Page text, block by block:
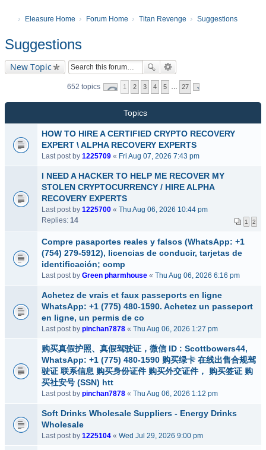
Eleasure Home Forum Home Titan Revenge Suggestions
Suggestions
New Topic
652 topics 1 2 3 4 5 27
Topics
HOW TO HIRE A CERTIFIED CRYPTO RECOVERY
EXPERT \ ALPHA RECOVERY EXPERTS
Last post by 1225709 « Fri Aug 07, 2026 7:43 pm
I NEED A HACKER TO HELP ME RECOVER MY
STOLEN CRYPTOCURRENCY / HIRE ALPHA
RECOVERY EXPERTS
Last post by 1225700 « Thu Aug 06, 2026 10:44 pm
Replies: 14 1 2
Compre pasaportes reales y falsos (WhatsApp: +1
(754) 279-5912), licencias de conducir, tarjetas de
identificación; comp
Last post by Green pharmhouse « Thu Aug 06, 2026 6:16 pm
Achetez de vrais et faux passeports en ligne
WhatsApp: +1 (775) 480-1590. Achetez un passeport
en ligne, un permis de co
Last post by pinchan7878 « Thu Aug 06, 2026 1:27 pm
购买真假护照、真假驾驶证，微信 ID : Scottbowers44,
WhatsApp: +1 (775) 480-1590 购买绿卡 在线出售合规驾
驶证 联系信息 购买身份证件 购买外交证件， 购买签证 购
买社安号 (SSN) htt
Last post by pinchan7878 « Thu Aug 06, 2026 1:12 pm
Soft Drinks Wholesale Suppliers - Energy Drinks
Wholesale
Last post by 1225104 « Wed Jul 29, 2026 9:00 pm